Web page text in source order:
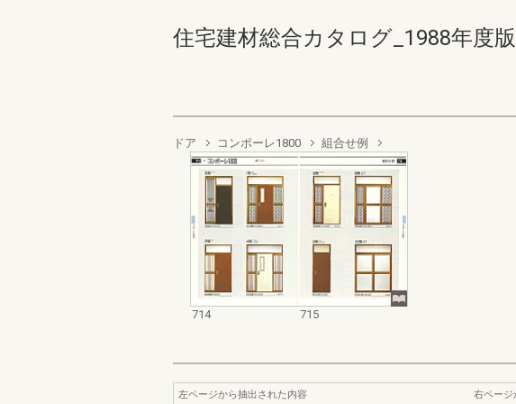
住宅建材総合カタログ_1988年度
ドア コンポーレ1800 組合せ例
714 715
左ページから抽出された内容
右ページ